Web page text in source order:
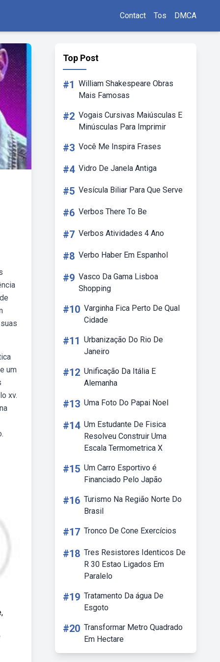
Contact Tos DMCA
um
xv.
Top Post
#1 William Shakespeare Obras
Mais Famosas
#2 Vogais Cursivas Maiúsculas E
Minúsculas Para Imprimir
#3 Você Me Inspira Frases
#4 Vidro De Janela Antiga
#5 Vesícula Biliar Para Que Serve
#6 Verbos There To Be
#7 Verbos Atividades 4 Ano
#8 Verbo Haber Em Espanhol
#9 Vasco Da Gama Lisboa
Shopping
#10 Varginha Fica Perto De Qual
Cidade
#11 Urbanização Do Rio De
Janeiro
#12 Unificação Da Itália E
Alemanha
#13 Uma Foto Do Papai Noel
#14 Um Estudante De Fisica
Resolveu Construir Uma
Escala Termometrica X
#15 Um Carro Esportivo é
Financiado Pelo Japão
#16 Turismo Na Região Norte Do
Brasil
#17 Tronco De Cone Exercícios
#18 Tres Resistores Identicos De
R 30 Estao Ligados Em
Paralelo
#19 Tratamento Da água De
Esgoto
#20 Transformar Metro Quadrado
Em Hectare